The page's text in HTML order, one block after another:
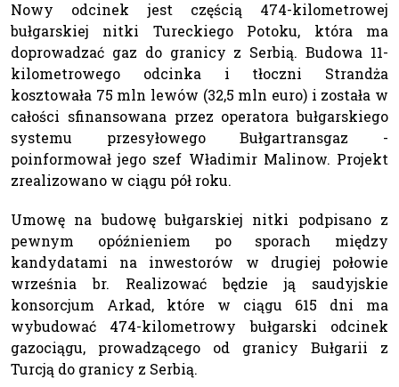
Nowy odcinek jest częścią 474-kilometrowej
bułgarskiej nitki Tureckiego Potoku, która ma
doprowadzać gaz do granicy z Serbią. Budowa 11-
kilometrowego odcinka i tłoczni Strandża
kosztowała 75 mln lewów (32,5 mln euro) i została w
całości sfinansowana przez operatora bułgarskiego
systemu przesyłowego Bułgartransgaz -
poinformował jego szef Władimir Malinow. Projekt
zrealizowano w ciągu pół roku.
Umowę na budowę bułgarskiej nitki podpisano z
pewnym opóźnieniem po sporach między
kandydatami na inwestorów w drugiej połowie
września br. Realizować będzie ją saudyjskie
konsorcjum Arkad, które w ciągu 615 dni ma
wybudować 474-kilometrowy bułgarski odcinek
gazociągu, prowadzącego od granicy Bułgarii z
Turcją do granicy z Serbią.